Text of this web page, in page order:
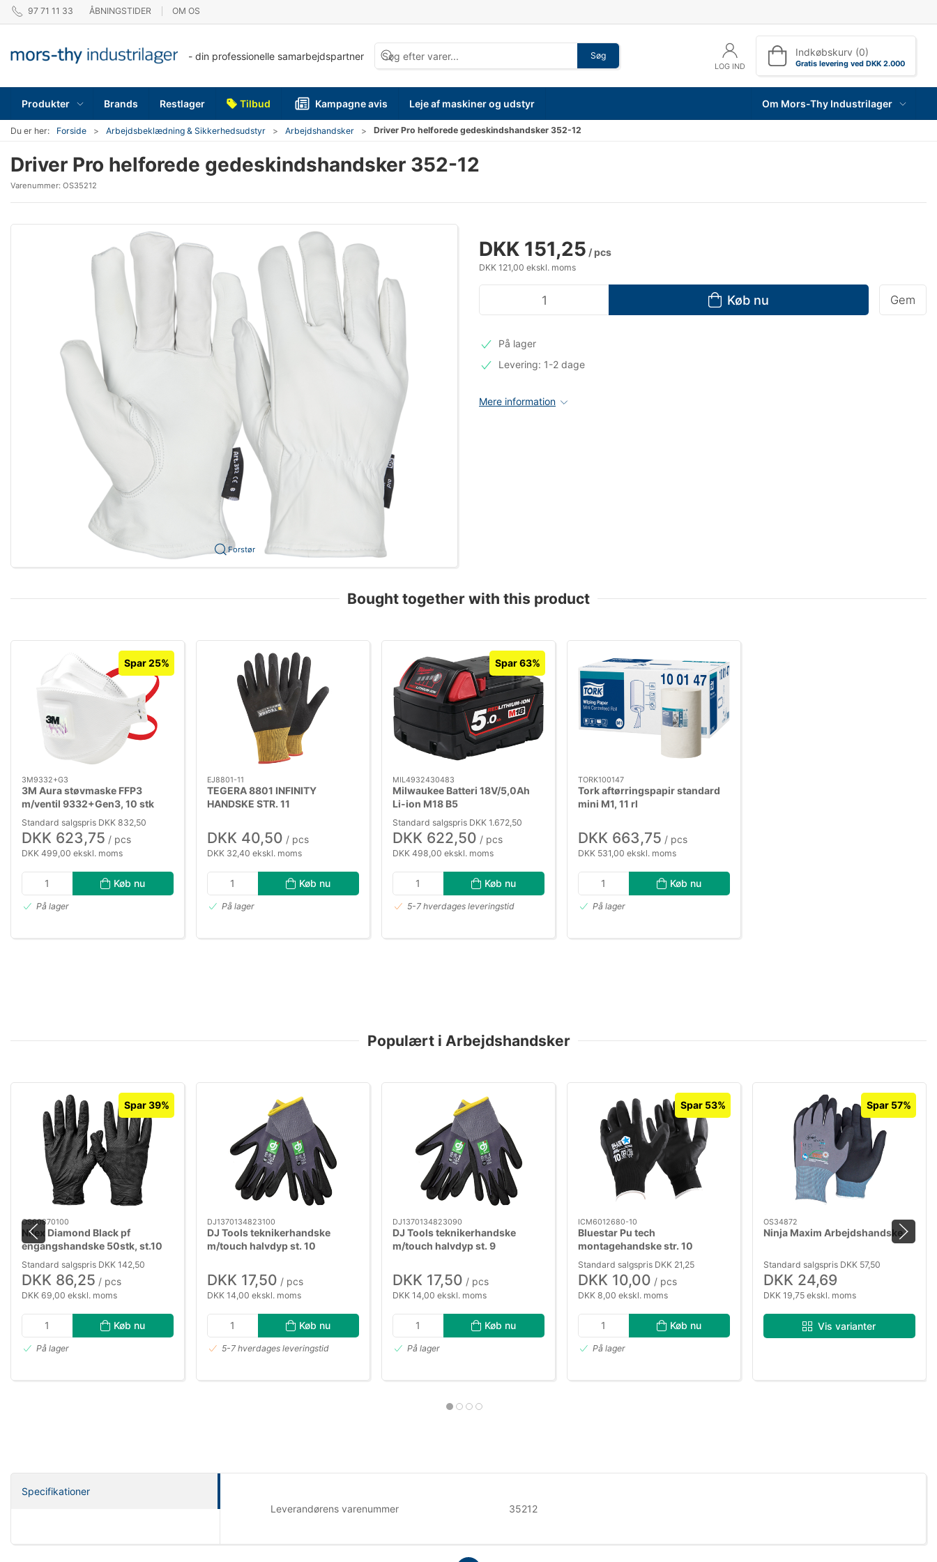
97 71 11 33 ÅBNINGSTIDER OM OS
- din professionelle samarbejdspartner Søg
LOG IND
Indkøbskurv (0)
Gratis levering ved DKK 2.000
Produkter Brands Restlager Tilbud Kampagne avis Leje af maskiner og udstyr Om Mors-Thy Industrilager
Du er her: Forside Arbejdsbeklædning & Sikkerhedsudstyr Arbejdshandsker Driver Pro helforede gedeskindshandsker 352-12
Driver Pro helforede gedeskindshandsker 352-12
Varenummer: OS35212
Forstør
DKK 151,25 / pcs
DKK 121,00 ekskl. moms
Køb nu Gem
På lager
Levering: 1-2 dage
Mere information
Bought together with this product
Spar 25%
3M9332+G3
3M Aura støvmaske FFP3
m/ventil 9332+Gen3, 10 stk
Standard salgspris DKK 832,50
DKK 623,75 / pcs
DKK 499,00 ekskl. moms
Køb nu
På lager
EJ8801-11
TEGERA 8801 INFINITY
HANDSKE STR. 11
DKK 40,50 / pcs
DKK 32,40 ekskl. moms
Køb nu
På lager
Spar 63%
MIL4932430483
Milwaukee Batteri 18V/5,0Ah
Li-ion M18 B5
Standard salgspris DKK 1.672,50
DKK 622,50 / pcs
DKK 498,00 ekskl. moms
Køb nu
5-7 hverdages leveringstid
TORK100147
Tork aftørringspapir standard
mini M1, 11 rl
DKK 663,75 / pcs
DKK 531,00 ekskl. moms
Køb nu
På lager
Populært i Arbejdshandsker
Spar 39%
OS60870100
Nilex Diamond Black pf
engangshandske 50stk, st.10
Standard salgspris DKK 142,50
DKK 86,25 / pcs
DKK 69,00 ekskl. moms
Køb nu
På lager
DJ1370134823100
DJ Tools teknikerhandske
m/touch halvdyp st. 10
DKK 17,50 / pcs
DKK 14,00 ekskl. moms
Køb nu
5-7 hverdages leveringstid
DJ1370134823090
DJ Tools teknikerhandske
m/touch halvdyp st. 9
DKK 17,50 / pcs
DKK 14,00 ekskl. moms
Køb nu
På lager
Spar 53%
ICM6012680-10
Bluestar Pu tech
montagehandske str. 10
Standard salgspris DKK 21,25
DKK 10,00 / pcs
DKK 8,00 ekskl. moms
Køb nu
På lager
Spar 57%
OS34872
Ninja Maxim Arbejdshandske
Standard salgspris DKK 57,50
DKK 24,69
DKK 19,75 ekskl. moms
Vis varianter
Specifikationer
Leverandørens varenummer
35212